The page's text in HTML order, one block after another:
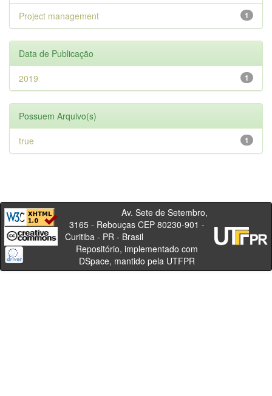
1
Project management
Data de Publicação
1
2019
Possuem Arquivo(s)
1
true
Av. Sete de Setembro,
3165 - Rebouças CEP 80230-901 -
Curitiba - PR - Brasil
Repositório, implementado com
DSpace, mantido pela UTFPR